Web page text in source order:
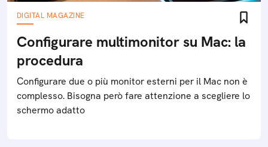
DIGITAL MAGAZINE
Configurare multimonitor su Mac: la
procedura
Configurare due o più monitor esterni per il Mac non è
complesso. Bisogna però fare attenzione a scegliere lo
schermo adatto